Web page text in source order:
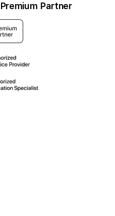
Partner